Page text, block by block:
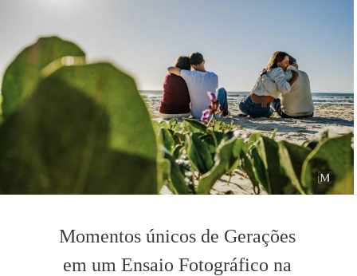
Momentos únicos de Gerações
em um Ensaio Fotográfico na